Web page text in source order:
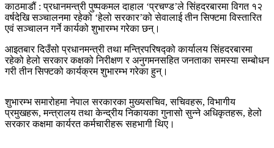
काठमाडौं : प्रधानमन्त्री पुष्पकमल दाहाल ‘प्रचण्ड’ले सिंहदरबारमा विगत १२
वर्षदेखि सञ्चालनमा रहेको ‘हेलो सरकार’को सेवालाई तीन सिफ्टमा विस्तारित
एवं सञ्चालन गर्ने कार्यको शुभारम्भ गरेका छन्।
आइतबार दिउँसो प्रधानमन्त्री तथा मन्त्रिपरिषद्को कार्यालय सिंहदरबारमा
रहेको हेलो सरकार कक्षको निरीक्षण र अनुगमनसहित जनताका समस्या सम्बोधन
गरी तीन सिफ्टको कार्यक्रम शुभारम्भ गरेका हुन्।
शुभारम्भ समारोहमा नेपाल सरकारका मुख्यसचिव, सचिवहरू, विभागीय
प्रमुखहरू, मन्त्रालय तथा केन्द्रीय निकायका गुनासो सुन्ने अधिकृतहरू, हेलो
सरकार कक्षमा कार्यरत कर्मचारीहरू सहभागी थिए।